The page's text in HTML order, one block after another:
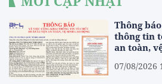
Thông
thông tin
an toàn,
07/08/2026